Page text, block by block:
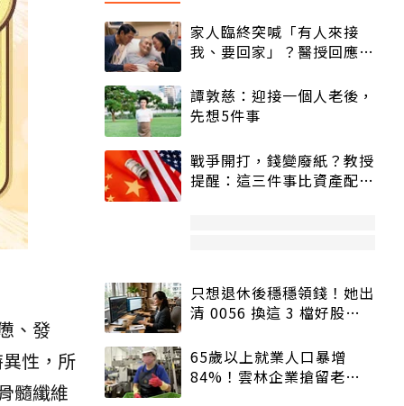
、發
性，所
髓纖維
家人臨終突喊「有人來接
我、要回家」？醫授回應方
譚敦慈：迎接一個人老後，
先想5件事
戰爭開打，錢變廢紙？教授
提醒：這三件事比資產配置
只想退休後穩穩領錢！她出
清 0056 換這 3 檔好股：
65歲以上就業人口暴增
84%！雲林企業搶留老員